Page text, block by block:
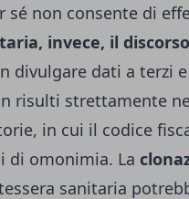
sé non consente di
invece, il
divulgare dati a terzi
risulti strettamente
in cui il codice
di omonimia. La
sanitaria